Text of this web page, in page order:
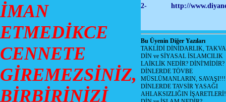
İMAN
ETMEDİKCE
CENNETE
GİREMEZSİNİZ,
BİRBİRİNİZİ
2- http://
Bu Üyenin Diğer Yazıları
TAKLİDİ DİNİDARLIK,
DİN ve SİYASAL İSLAMCILIK
LAİKLİK NEDİR? DİNİ'MİDİR?
DİNLERDE TÖVBE
MÜSLÜMANLARIN, SAVAŞI!!!
DİNLERDE TAVSİR YASAĞI
AHLAKSIZLIĞIN